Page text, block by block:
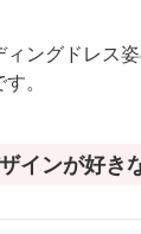
ングドレス姿
。
インが好き